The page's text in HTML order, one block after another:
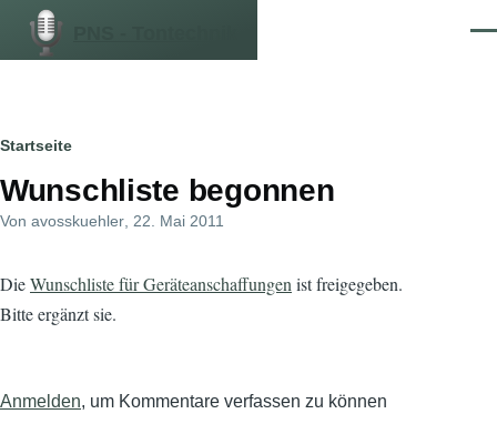
Direkt zum Inhalt
Pfadnavigation
Startseite
Wunschliste begonnen
Von avosskuehler , 22. Mai 2011
DieWunschliste für Geräteanschaffungen ist freigegeben.
Bitte ergänzt sie.
Anmelden, um Kommentare verfassen zu können